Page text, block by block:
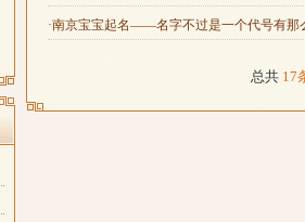
·南京宝宝起名——名字不过是一个代号有那
总共 17